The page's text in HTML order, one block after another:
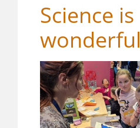
Science is
wonderful